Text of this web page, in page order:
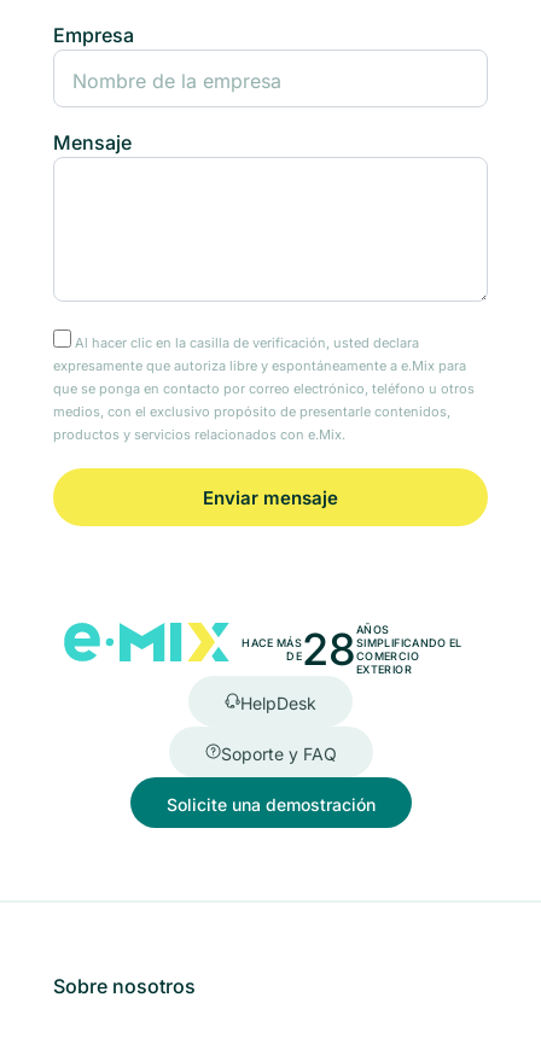
Empresa
Mensaje
Al hacer clic en la casilla de verificación, usted declara
expresamente que autoriza libre y espontáneamente a e.Mix para
que se ponga en contacto por correo electrónico, teléfono u otros
medios, con el exclusivo propósito de presentarle contenidos,
productos y servicios relacionados con e.Mix.
HACE MÁS
DE28AÑOS
SIMPLIFICANDO EL
COMERCIO
EXTERIOR
HelpDesk
Soporte y FAQ
Solicite una demostración
Sobre nosotros